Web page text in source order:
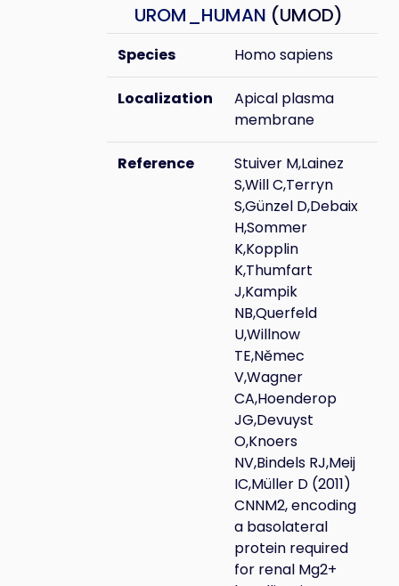
UROM_HUMAN (UMOD)
Species Homo sapiens
Localization
Apical plasma
membrane
Reference
Stuiver M,Lainez
S,Will C,Terryn
S,Günzel D,Debaix
H,Sommer
K,Kopplin
K,Thumfart
J,Kampik
NB,Querfeld
U,Willnow
TE,Němec
V,Wagner
CA,Hoenderop
JG,Devuyst
O,Knoers
NV,Bindels RJ,Meij
IC,Müller D (2011)
CNNM2, encoding
a basolateral
protein required
for renal Mg2+